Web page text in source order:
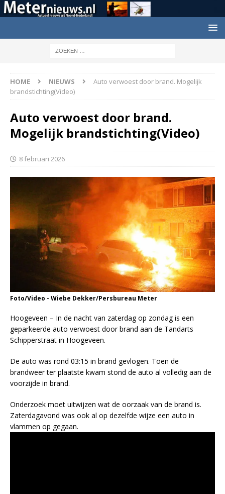
HOME NIEUWS
Auto verwoest door brand. Mogelijk
brandstichting(Video)
Auto verwoest door brand.
Mogelijk brandstichting(Video)
8 februari 2026
Foto/Video - Wiebe Dekker/Persbureau Meter
Hoogeveen – In de nacht van zaterdag op zondag is een
geparkeerde auto verwoest door brand aan de Tandarts
Schipperstraat in Hoogeveen.
De auto was rond 03:15 in brand gevlogen. Toen de
brandweer ter plaatste kwam stond de auto al volledig aan de
voorzijde in brand.
Onderzoek moet uitwijzen wat de oorzaak van de brand is.
Zaterdagavond was ook al op dezelfde wijze een auto in
vlammen op gegaan.